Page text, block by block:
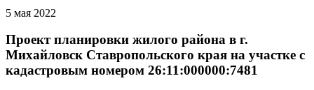
5 мая 2022
Проект планировки жилого района в г.
Михайловск Ставропольского края на участке с
кадастровым номером 26:11:000000:7481